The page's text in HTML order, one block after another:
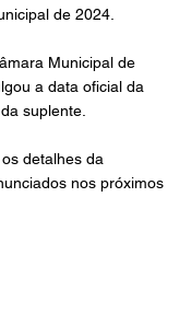
de 2024.
Municipal de
a data oficial da
suplente.
detalhes da
nos próximos